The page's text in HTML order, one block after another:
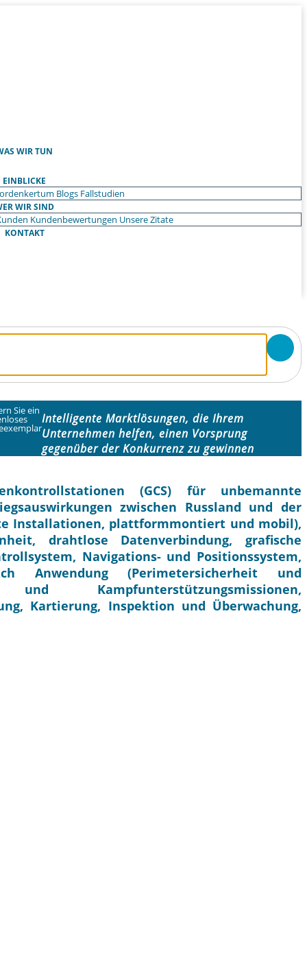
WIR TUN
EINBLICKE
Blogs Fallstudien
WIR SIND
Kundenbewertungen Unsere Zitate
KONTAKT
Sie ein
Intelligente Marktlösungen, die Ihrem
Unternehmen helfen, einen Vorsprung
gegenüber der Konkurrenz zu gewinnen
(GCS) für unbemannte
zwischen Russland und der
Installationen, plattformmontiert und mobil),
drahtlose Datenverbindung, grafische
Navigations- und Positionssystem,
Anwendung (Perimetersicherheit und
Kampfunterstützungsmissionen,
Kartierung, Inspektion und Überwachung,